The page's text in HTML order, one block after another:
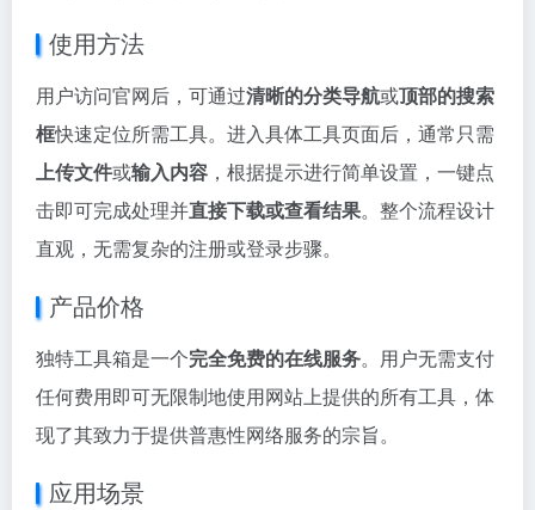
使用方法
用户访问官网后，可通过清晰的分类导航或顶部的搜索
框快速定位所需工具。进入具体工具页面后，通常只需
上传文件或输入内容 ，根据提示进行简单设置，一键点
击即可完成处理并直接下载或查看结果。整个流程设计
直观，无需复杂的注册或登录步骤。
产品价格
独特工具箱是一个完全免费的在线服务。用户无需支付
任何费用即可无限制地使用网站上提供的所有工具，体
现了其致力于提供普惠性网络服务的宗旨。
应用场景